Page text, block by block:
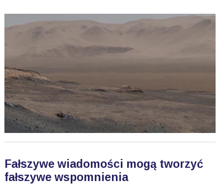
Fałszywe wiadomości mogą tworzyć
fałszywe wspomnienia